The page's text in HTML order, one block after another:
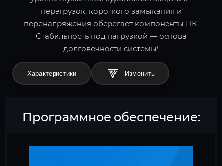
перегрузок, короткого замыкания и
перенапряжения оберегает компоненты ПК.
Стабильность под нагрузкой — основа
долговечности системы!
Характеристики
Программное обеспечение: